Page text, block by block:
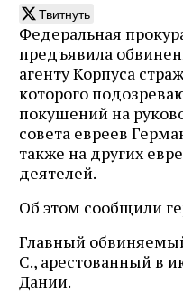
Твитнуть
Федеральная
предъявила
агенту Корпуса
которого
покушений на
совета евреев
также на других
деятелей.
Об этом сообщили
Главный
С., арестованный в
Дании.